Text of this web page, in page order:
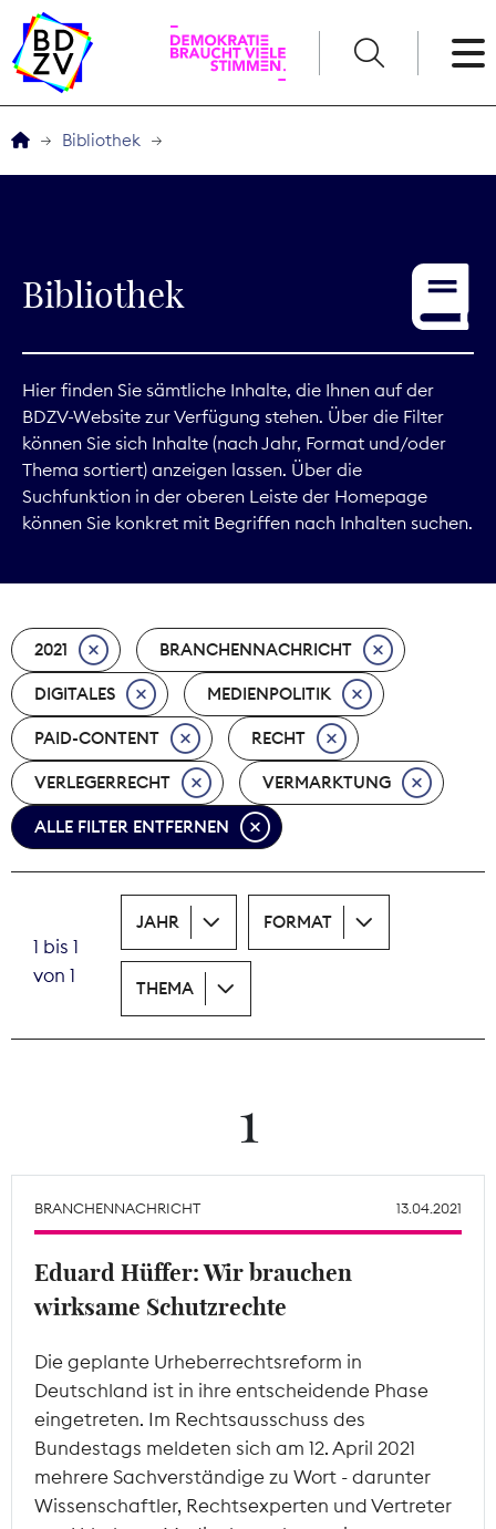
Service
Digitales
Kommunikation
Marktdaten
Nachhaltigkeit
Nachwuchs
Nova Award
Pressefreiheit
Print
Recht
Tarifpolitik
Theodor-Wolff-Preis
Mitgliederbereich
Bibliothek
Bibliothek
Hier finden Sie sämtliche Inhalte, die Ihnen auf der
BDZV-Website zur Verfügung stehen. Über die Filter
können Sie sich Inhalte (nach Jahr, Format und/oder
Thema sortiert) anzeigen lassen. Über die
Suchfunktion in der oberen Leiste der Homepage
können Sie konkret mit Begriffen nach Inhalten suchen.
2021 BRANCHENNACHRICHT
DIGITALES MEDIENPOLITIK
PAID-CONTENT RECHT
VERLEGERRECHT VERMARKTUNG
ALLE FILTER ENTFERNEN
1 bis 1
von 1
JAHR FORMAT
THEMA
1
BRANCHENNACHRICHT 13.04.2021
Eduard Hüffer: Wir brauchen
wirksame Schutzrechte
Die geplante Urheberrechtsreform in
Deutschland ist in ihre entscheidende Phase
eingetreten. Im Rechtsausschuss des
Bundestags meldeten sich am 12. April 2021
mehrere Sachverständige zu Wort - darunter
Wissenschaftler, Rechtsexperten und Vertreter